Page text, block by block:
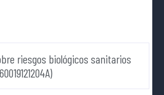
riesgos biológicos sanitarios